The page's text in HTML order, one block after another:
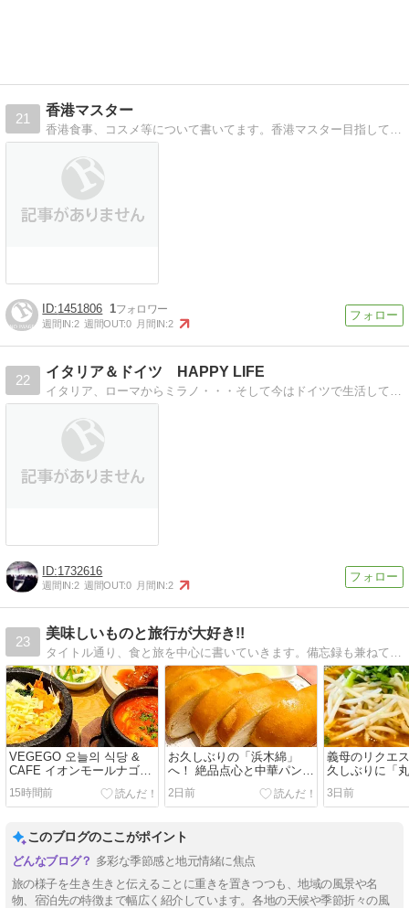
21
香港マスター
香港食事、コスメ等について書いてます。香港マスター目指してがんばります!
1451806 1
週間IN:2 週間OUT:0 月間IN:2
22
イタリア＆ドイツ HAPPY LIFE
イタリア、ローマからミラノ・・・そして今はドイツで生活しています。海外旅行・ファッション・カメラ・美味しいモノを食べる事・サッカー観戦・可愛い雑貨やカフェなど
1732616
週間IN:2 週間OUT:0 月間IN:2
23
美味しいものと旅行が大好き!!
タイトル通り、食と旅を中心に書いていきます。備忘録も兼ねてますので、宜しくお願いいたします。
VEGEGO 오늘의 식당 &
CAFE イオンモールナゴヤ
ノリタケガーデンで韓国ラ
ンチ！
15時間前
お久しぶりの「浜木綿」
へ！ 絶品点心と中華パンに
デザートまでお腹いっぱい
の週末ランチ
2日前
義母のリクエ
久しぶりに「
ン」へ！
3日前
このブログのここがポイント
多彩な季節感と地元情緒に焦点
旅の様子を生き生きと伝えることに重きを置きつつも、地域の風景や名
物、宿泊先の特徴まで幅広く紹介しています。各地の天候や季節折々の風